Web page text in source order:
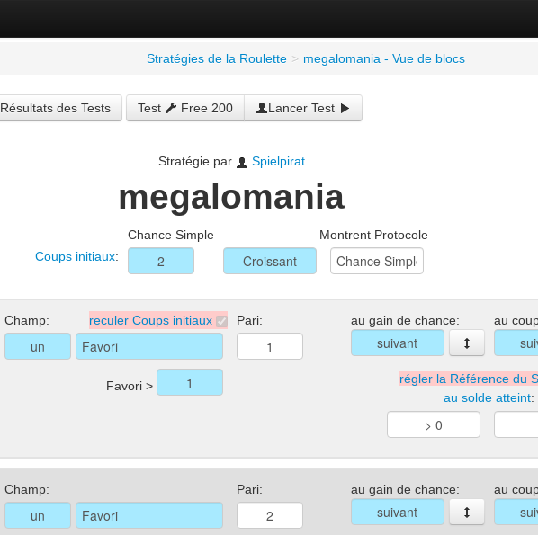
Stratégies de la Roulette > megalomania - Vue de blocs
Résultats des Tests Test Free 200 Lancer Test
Stratégie par Spielpirat
megalomania
Chance Simple
Coups initiaux:
Montrent Protocole
Champ: reculer Coups initiaux Pari:
Favori >
au gain de chance: au
régler la Référence du
au solde atteint:
Champ: Pari: au gain de chance: au